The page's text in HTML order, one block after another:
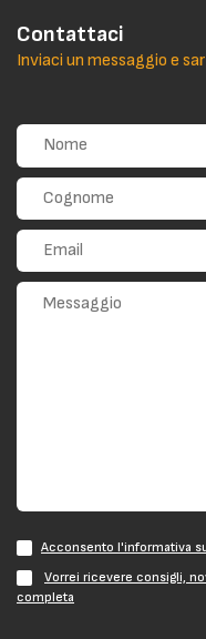
Contattaci
Inviaci un messaggio e
Acconsento l'informativa
Vorrei ricevere consigli,
completa